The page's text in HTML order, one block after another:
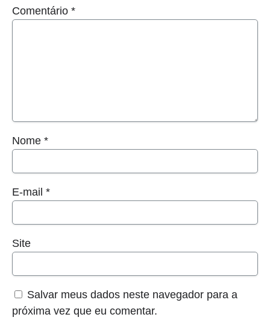
Comentário *
Nome
E-mail
Site
Salvar meus dados neste navegador para a
próxima vez que eu comentar.